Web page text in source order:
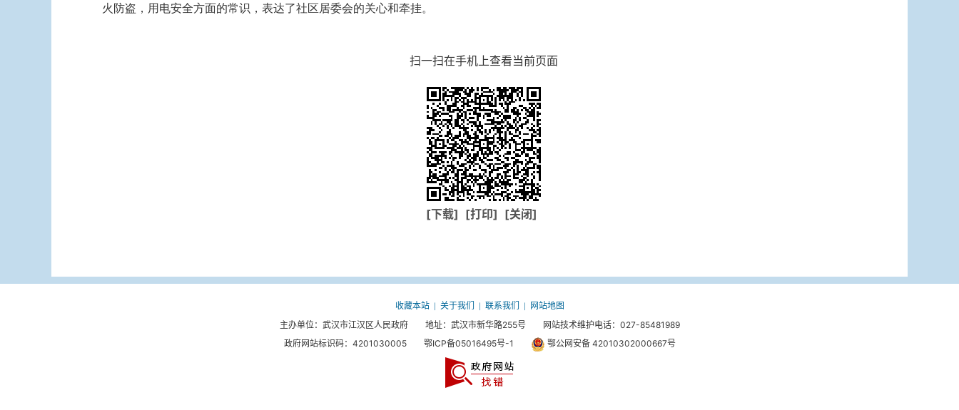
火防盗，用电安全方面的常识，表达了社区居委会的关心和牵挂。
扫一扫在手机上查看当前页面
[下载] [打印] [关闭]
收藏本站 关于我们 联系我们
网站地图
主办单位：武汉市江汉区人民政府 地址：武汉市新华路255号 网站技术维护电话：027-85481989
政府网站标识码：4201030005 鄂ICP备05016495号-1 鄂公网安备 42010302000667号